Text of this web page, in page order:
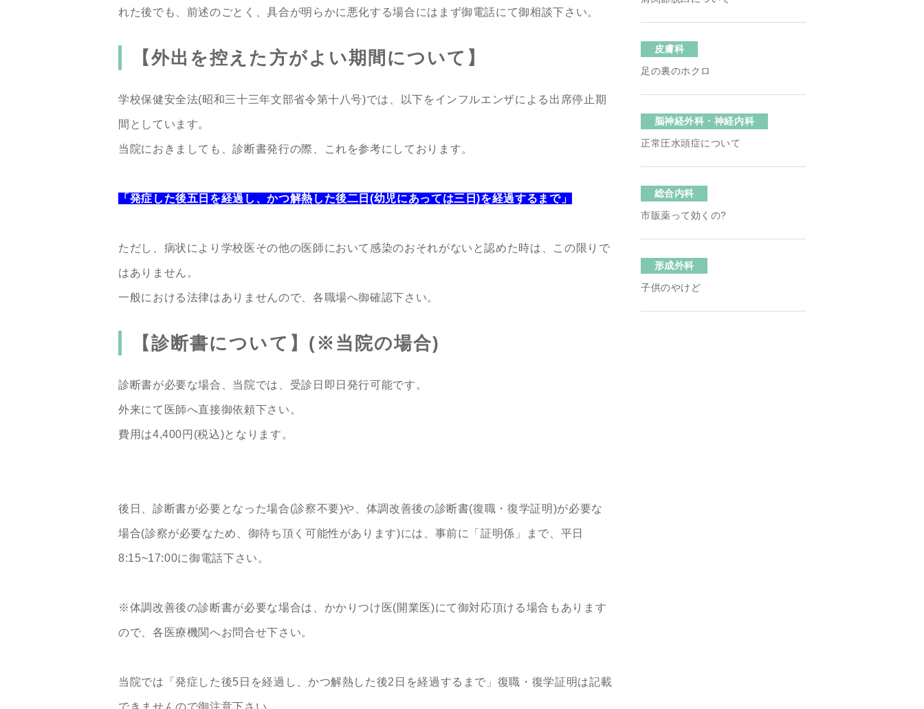
れた後でも、前述のごとく、具合が明らかに悪化する場合にはまず御電話にて御相談下さい。
【外出を控えた方がよい期間について】
学校保健安全法(昭和三十三年文部省令第十八号)では、以下をインフルエンザによる出席停止期
間としています。
当院におきましても、診断書発行の際、これを参考にしております。
「発症した後五日を経過し、かつ解熱した後二日(幼児にあっては三日)を経過するまで」
ただし、病状により学校医その他の医師において感染のおそれがないと認めた時は、この限りで
はありません。
一般における法律はありませんので、各職場へ御確認下さい。
【診断書について】(※当院の場合)
診断書が必要な場合、当院では、受診日即日発行可能です。
外来にて医師へ直接御依頼下さい。
費用は4,400円(税込)となります。
後日、診断書が必要となった場合(診察不要)や、体調改善後の診断書(復職・復学証明)が必要な
場合(診察が必要なため、御待ち頂く可能性があります)には、事前に「証明係」まで、平日
8:15~17:00に御電話下さい。
※体調改善後の診断書が必要な場合は、かかりつけ医(開業医)にて御対応頂ける場合もあります
ので、各医療機関へお問合せ下さい。
当院では「発症した後5日を経過し、かつ解熱した後2日を経過するまで」復職・復学証明は記載
できませんので御注意下さい。
皮膚科
足の裏のホクロ
脳神経外科・神経内科
正常圧水頭症について
総合内科
市販薬って効くの?
形成外科
子供のやけど